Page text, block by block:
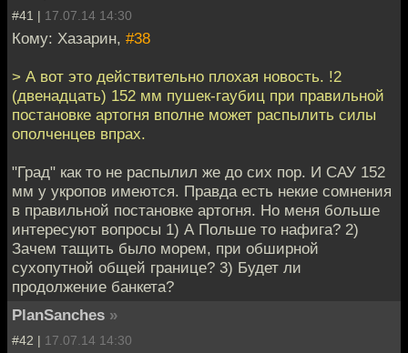
#41 | 17.07.14 14:30
Кому: Хазарин, #38
> А вот это действительно плохая новость. !2
(двенадцать) 152 мм пушек-гаубиц при правильной
постановке артогня вполне может распылить силы
ополченцев впрах.
"Град" как то не распылил же до сих пор. И САУ 152
мм у укропов имеются. Правда есть некие сомнения
в правильной постановке артогня. Но меня больше
интересуют вопросы 1) А Польше то нафига? 2)
Зачем тащить было морем, при обширной
сухопутной общей границе? 3) Будет ли
продолжение банкета?
PlanSanches »
#42 | 17.07.14 14:30